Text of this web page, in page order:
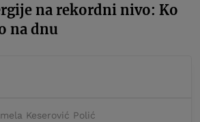
na rekordni nivo: Ko
na dnu
Keserović Polić